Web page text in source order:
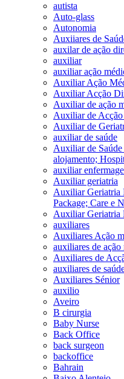
autista
Auto-glass
Autonomia
Auxiiares de
auxilar de ação
auxiliar
auxiliar ação
Auxiliar Ação
Auxiliar Acção
Auxiliar de ação
Auxiliar de
Auxiliar de
auxiliar de saúde
Auxiliar de
alojamento;
auxiliar
Auxiliar geriatria
Auxiliar Geriatria
Package; Care e
Auxiliar Geriatria
auxiliares
Auxiliares Ação
auxiliares de ação
Auxiliares de
auxiliares de
Auxiliares Sénior
auxilio
Aveiro
B cirurgia
Baby Nurse
Back Office
back surgeon
backoffice
Bahrain